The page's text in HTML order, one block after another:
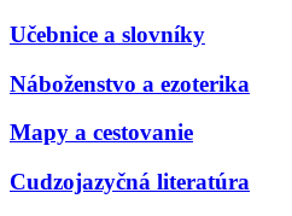
Učebnice a slovníky
Náboženstvo a ezoterika
Mapy a cestovanie
Cudzojazyčná literatúra